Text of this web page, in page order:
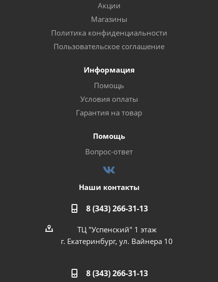
Акции
Магазины
Политика конфиденциальности
Пользовательское соглашение
Информация
Помощь
Условия оплаты
Гарантия на товар
Помощь
Вопрос-ответ
Наши контакты
8 (343) 266-31-13
ТЦ "Успенский" 1 этаж
г. Екатеринбург, ул. Вайнера 10
8 (343) 266-31-13